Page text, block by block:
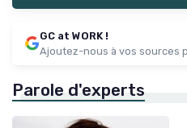
GC at WORK !
Ajoutez-nous à vos sources
Parole d'experts